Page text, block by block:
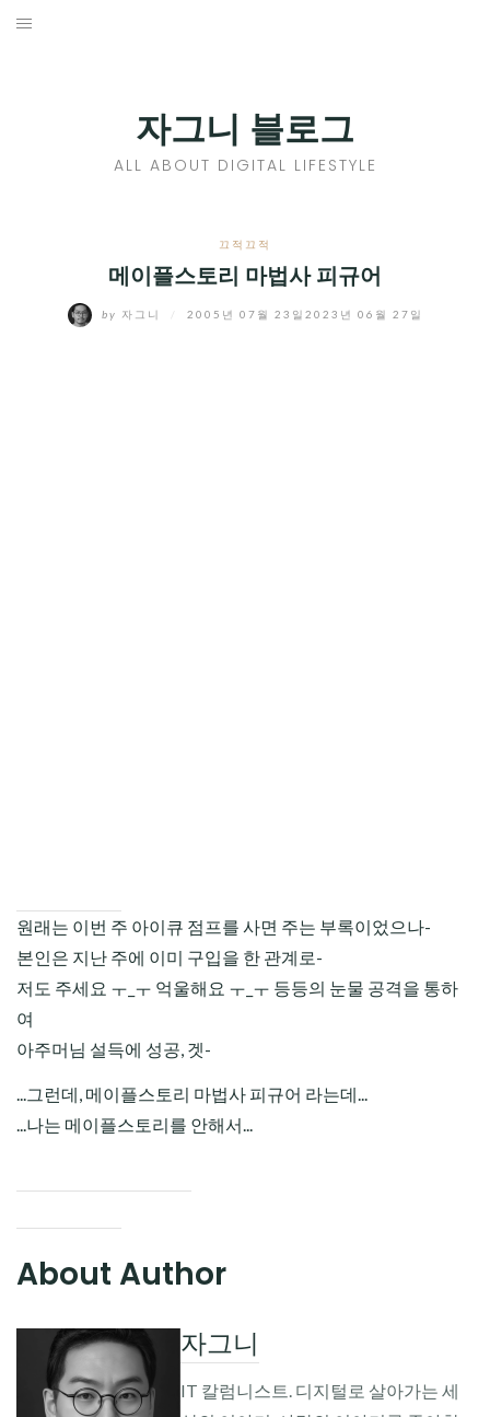
Skip
자그니 블로그
ALL ABOUT DIGITAL LIFESTYLE
끄적끄적
메이플스토리 마법사 피규어
by 자그니 2005년 07월 23일 2023년 06월 27일
원래는 이번 주 아이큐 점프를 사면 주는 부록이었으나-
본인은 지난 주에 이미 구입을 한 관계로-
저도 주세요 ㅜ_ㅜ 억울해요 ㅜ_ㅜ 등등의 눈물 공격을 통하
여
아주머님 설득에 성공, 겟-
...그런데, 메이플스토리 마법사 피규어 라는데...
...나는 메이플스토리를 안해서...
About Author
자그니
IT 칼럼니스트. 디지털로 살아가는 세
CHILD
MENU
디지털라이프